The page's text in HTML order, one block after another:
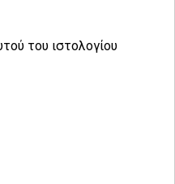
του ιστολογίου